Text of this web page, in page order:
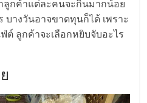
ลูกค้าแต่ละคนจะกินมากน้อย
บางวันอาจขาดทุนก็ได้ เพราะ
ต์ ลูกค้าจะเลือกหยิบจับอะไร